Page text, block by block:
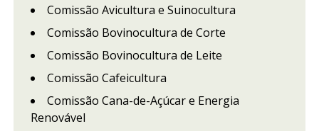
Comissão Avicultura e Suinocultura
Comissão Bovinocultura de Corte
Comissão Bovinocultura de Leite
Comissão Cafeicultura
Comissão Cana-de-Açúcar e Energia
Renovável